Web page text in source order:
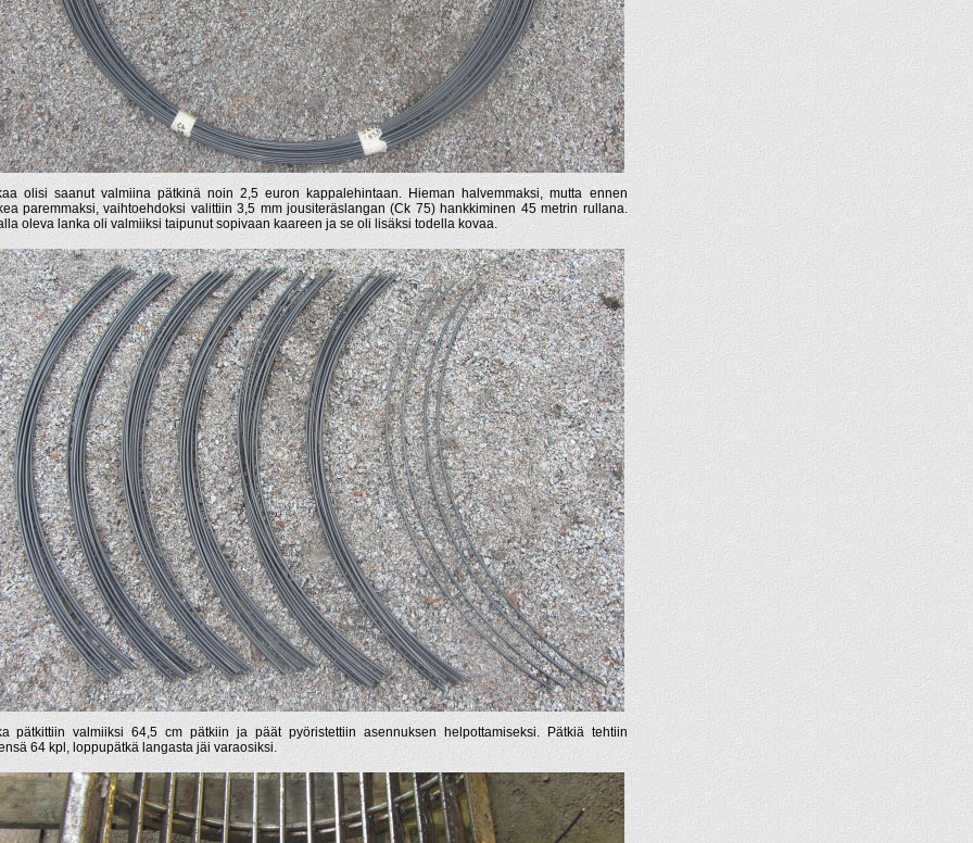
olisi saanut valmiina pätkinä noin 2,5 euron kappalehintaan. Hieman halvemmaksi, mutta ennen
paremmaksi, vaihtoehdoksi valittiin 3,5 mm jousiteräslangan (Ck 75) hankkiminen 45 metrin rullana.
oleva lanka oli valmiiksi taipunut sopivaan kaareen ja se oli lisäksi todella kovaa.
pätkittiin valmiiksi 64,5 cm pätkiin ja päät pyöristettiin asennuksen helpottamiseksi. Pätkiä tehtiin
64 kpl, loppupätkä langasta jäi varaosiksi.